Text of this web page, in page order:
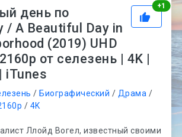
+1
день по
/ A Beautiful Day in
(2019) UHD
от селезень | 4K |
iTunes
/ Биографический / Драма /
/ 4K
Ллойд Вогел, известный своими